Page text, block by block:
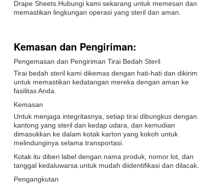
Drape Sheets.Hubungi kami sekarang untuk memesan dan
memastikan lingkungan operasi yang steril dan aman.
Kemasan dan Pengiriman:
Pengemasan dan Pengiriman Tirai Bedah Steril
Tirai bedah steril kami dikemas dengan hati-hati dan dikirim
untuk memastikan kedatangan mereka dengan aman ke
fasilitas Anda.
Kemasan
Untuk menjaga integritasnya, setiap tirai dibungkus dengan
kantong yang steril dan kedap udara, dan kemudian
dimasukkan ke dalam kotak karton yang kokoh untuk
melindunginya selama transportasi.
Kotak itu diberi label dengan nama produk, nomor lot, dan
tanggal kedaluwarsa untuk mudah diidentifikasi dan dilacak.
Pengangkutan